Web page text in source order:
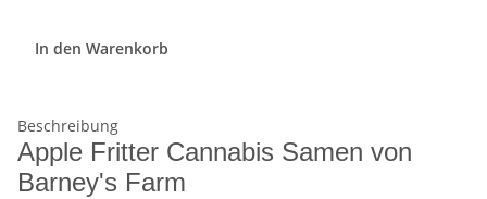
In den Warenkorb
Beschreibung
Apple Fritter Cannabis Samen von
Barney's Farm